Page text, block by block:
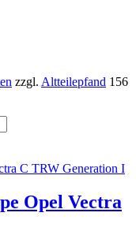
zzgl. Altteilepfand 156
Opel Vectra